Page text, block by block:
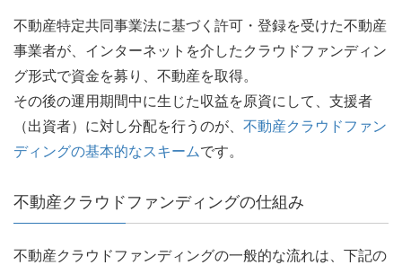
不動産特定共同事業法に基づく許可・登録を受けた不動産
事業者が、インターネットを介したクラウドファンディン
グ形式で資金を募り、不動産を取得。
その後の運用期間中に生じた収益を原資にして、支援者
（出資者）に対し分配を行うのが、 不動産クラウドファン
ディングの基本的なスキームです。
不動産クラウドファンディングの仕組み
不動産クラウドファンディングの一般的な流れは、下記の